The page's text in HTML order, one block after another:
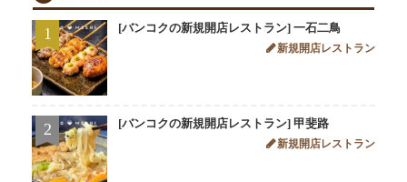
1 [バンコクの新規開店レストラン] 一石二鳥
新規開店レストラン
2 [バンコクの新規開店レストラン] 甲斐路
新規開店レストラン